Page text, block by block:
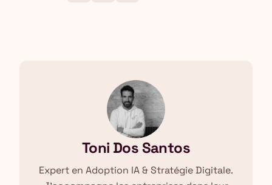
Toni Dos Santos
Expert en Adoption IA & Stratégie Digitale.